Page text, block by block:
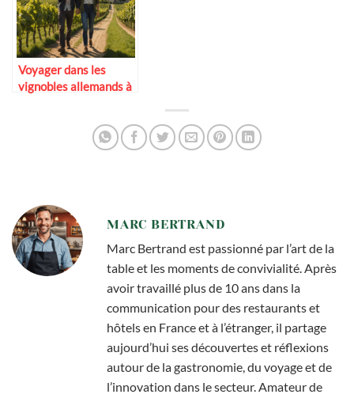
Voyager dans les
vignobles allemands à
MARC BERTRAND
Marc Bertrand est passionné par l’art de la
table et les moments de convivialité. Après
avoir travaillé plus de 10 ans dans la
communication pour des restaurants et
hôtels en France et à l’étranger, il partage
aujourd’hui ses découvertes et réflexions
autour de la gastronomie, du voyage et de
l’innovation dans le secteur. Amateur de